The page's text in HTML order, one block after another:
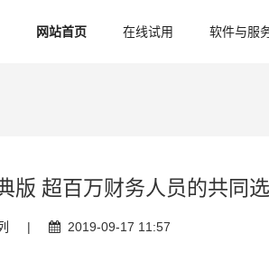
网站首页 在线试用 软件与服
版 超百万财务人员的共同选
| 2019-09-17 11:57